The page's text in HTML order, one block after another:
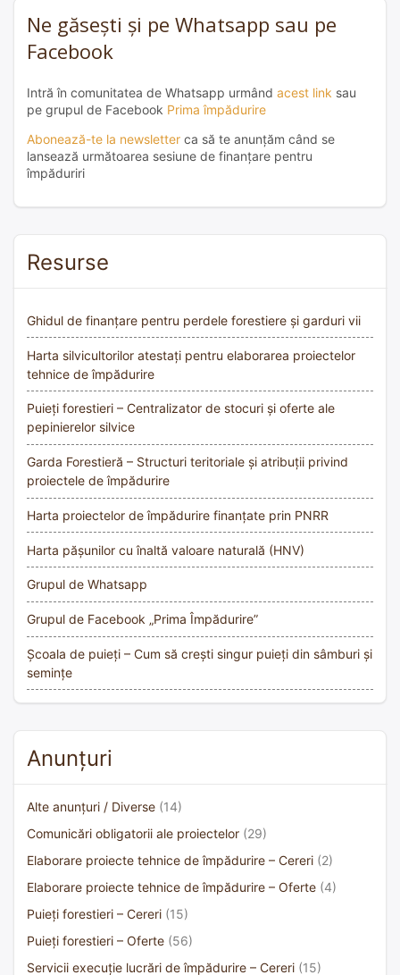
Ne găsești și pe Whatsapp sau pe
Facebook
Intră în comunitatea de Whatsapp urmând acest link sau
pe grupul de Facebook Prima împădurire
Abonează-te la newsletter ca să te anunțăm când se
lansează următoarea sesiune de finanțare pentru
împăduriri
Resurse
Ghidul de finanțare pentru perdele forestiere și garduri vii
Harta silvicultorilor atestați pentru elaborarea proiectelor
tehnice de împădurire
Puieți forestieri – Centralizator de stocuri și oferte ale
pepinierelor silvice
Garda Forestieră – Structuri teritoriale și atribuții privind
proiectele de împădurire
Harta proiectelor de împădurire finanțate prin PNRR
Harta pășunilor cu înaltă valoare naturală (HNV)
Grupul de Whatsapp
Grupul de Facebook „Prima Împădurire”
Școala de puieți – Cum să crești singur puieți din sâmburi și
semințe
Anunțuri
Alte anunțuri / Diverse (14)
Comunicări obligatorii ale proiectelor (29)
Elaborare proiecte tehnice de împădurire – Cereri (2)
Elaborare proiecte tehnice de împădurire – Oferte (4)
Puieți forestieri – Cereri (15)
Puieți forestieri – Oferte (56)
Servicii execuție lucrări de împădurire – Cereri (15)